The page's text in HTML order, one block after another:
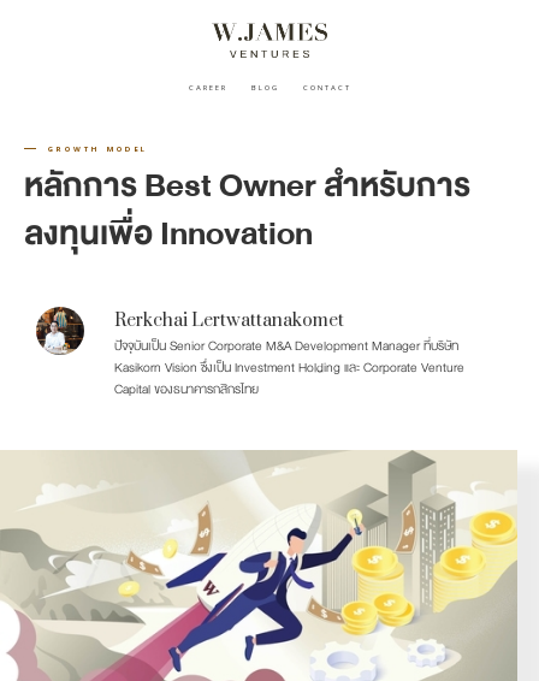
CAREER BLOG CONTACT
GROWTH MODEL
หลักการ Best Owner สำหรับการ
ลงทุนเพื่อ Innovation
Rerkchai Lertwattanakomet
ปัจจุบันเป็น Senior Corporate M&A Development Manager ที่บริษัท
Kasikorn Vision ซึ่งเป็น Investment Holding และ Corporate Venture
Capital ของธนาคารกสิกรไทย